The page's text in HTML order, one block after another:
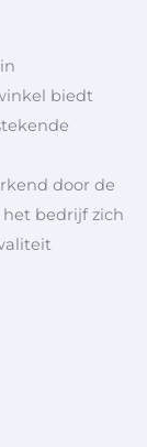
biedt
door de
bedrijf zich